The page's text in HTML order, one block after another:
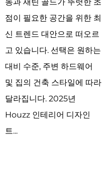
점이 필요한 공간을 위한 최
신 트렌드 대안으로 떠오르
고 있습니다. 선택은 원하는
대비 수준, 주변 하드웨어
및 집의 건축 스타일에 따라
달라집니다. 2025년
Houzz 인테리어 디자인
트...